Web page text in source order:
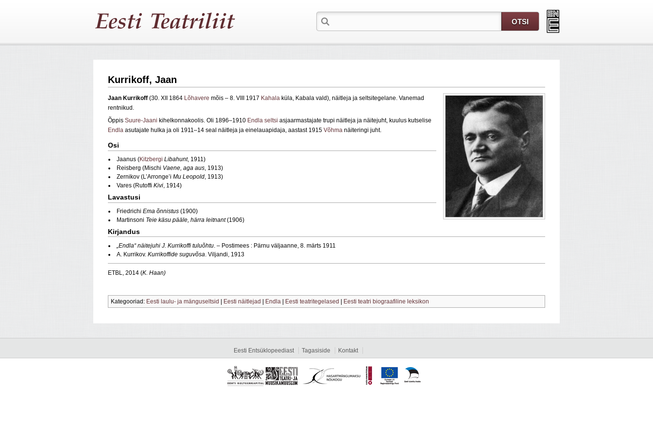
Kurrikoff, Jaan
Jaan Kurrikoff (30. XII 1864 Lõhavere mõis – 8. VIII 1917 Kahala küla, Kabala vald), näitleja ja seltsitegelane. Vanemad
rentnikud.
Õppis Suure-Jaani kihelkonnakoolis. Oli 1896–1910 Endla seltsi asjaarmastajate trupi näitleja ja näitejuht, kuulus kutselise
Endla asutajate hulka ja oli 1911–14 seal näitleja ja einelauapidaja, aastast 1915 Võhma näiteringi juht.
Osi
Jaanus (Kitzbergi Libahunt, 1911)
Reisberg (Mischi Vaene, aga aus, 1913)
Zernikov (L’Arronge’i Mu Leopold, 1913)
Vares (Rutoffi Kivi, 1914)
Lavastusi
Friedrichi Ema õnnistus (1900)
Martinsoni Teie käsu pääle, härra leitnant(1906)
Kirjandus
„Endla“ näitejuhi J. Kurrikoffi tuluõhtu. – Postimees : Pärnu väljaanne, 8. märts 1911
A. Kurrikov. Kurrikoffide suguvõsa. Viljandi, 1913
ETBL, 2014 (K. Haan)
Kategooriad: Eesti laulu- ja mänguseltsid | Eesti näitlejad | Endla | Eesti teatritegelased | Eesti teatri biograafiline leksikon
Eesti Entsüklopeediast Tagasiside Kontakt